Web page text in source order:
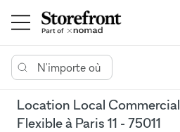
N'importe où
Location Local Commercial
Flexible à Paris 11 - 75011